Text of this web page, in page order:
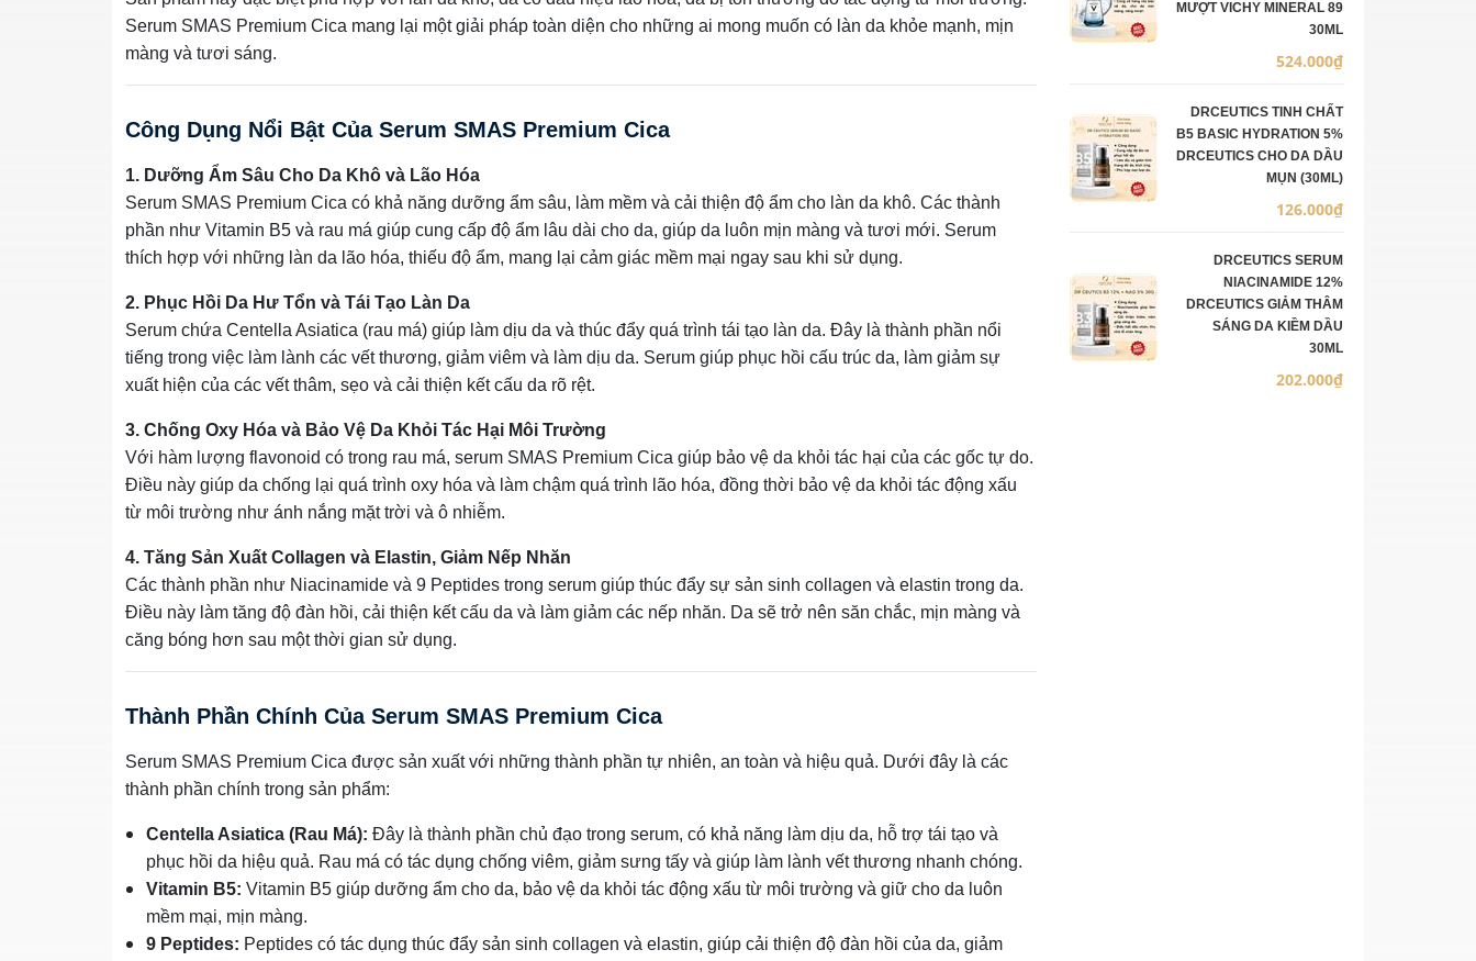
Serum SMAS Premium Cica mang lại một giải pháp toàn diện cho những ai mong muốn có làn da khỏe mạnh, mịn
màng và tươi sáng.
Công Dụng Nổi Bật Của Serum SMAS Premium Cica
1. Dưỡng Ẩm Sâu Cho Da Khô và Lão Hóa
Serum SMAS Premium Cica có khả năng dưỡng ẩm sâu, làm mềm và cải thiện độ ẩm cho làn da khô. Các thành
phần như Vitamin B5 và rau má giúp cung cấp độ ẩm lâu dài cho da, giúp da luôn mịn màng và tươi mới. Serum
thích hợp với những làn da lão hóa, thiếu độ ẩm, mang lại cảm giác mềm mại ngay sau khi sử dụng.
2. Phục Hồi Da Hư Tổn và Tái Tạo Làn Da
Serum chứa Centella Asiatica (rau má) giúp làm dịu da và thúc đẩy quá trình tái tạo làn da. Đây là thành phần nổi
tiếng trong việc làm lành các vết thương, giảm viêm và làm dịu da. Serum giúp phục hồi cấu trúc da, làm giảm sự
xuất hiện của các vết thâm, sẹo và cải thiện kết cấu da rõ rệt.
3. Chống Oxy Hóa và Bảo Vệ Da Khỏi Tác Hại Môi Trường
Với hàm lượng flavonoid có trong rau má, serum SMAS Premium Cica giúp bảo vệ da khỏi tác hại của các gốc tự do.
Điều này giúp da chống lại quá trình oxy hóa và làm chậm quá trình lão hóa, đồng thời bảo vệ da khỏi tác động xấu
từ môi trường như ánh nắng mặt trời và ô nhiễm.
4. Tăng Sản Xuất Collagen và Elastin, Giảm Nếp Nhăn
Các thành phần như Niacinamide và 9 Peptides trong serum giúp thúc đẩy sự sản sinh collagen và elastin trong da.
Điều này làm tăng độ đàn hồi, cải thiện kết cấu da và làm giảm các nếp nhăn. Da sẽ trở nên săn chắc, mịn màng và
căng bóng hơn sau một thời gian sử dụng.
Thành Phần Chính Của Serum SMAS Premium Cica
Serum SMAS Premium Cica được sản xuất với những thành phần tự nhiên, an toàn và hiệu quả. Dưới đây là các
thành phần chính trong sản phẩm:
Centella Asiatica (Rau Má): Đây là thành phần chủ đạo trong serum, có khả năng làm dịu da, hỗ trợ tái tạo và
phục hồi da hiệu quả. Rau má có tác dụng chống viêm, giảm sưng tấy và giúp làm lành vết thương nhanh chóng.
Vitamin B5: Vitamin B5 giúp dưỡng ẩm cho da, bảo vệ da khỏi tác động xấu từ môi trường và giữ cho da luôn
mềm mại, mịn màng.
9 Peptides: Peptides có tác dụng thúc đẩy sản sinh collagen và elastin, giúp cải thiện độ đàn hồi của da, giảm
MƯỢT VICHY MINERAL 89
30ML
524.000₫
DRCEUTICS TINH CHẤT
B5 BASIC HYDRATION 5%
DRCEUTICS CHO DA DẦU
MỤN (30ML)
126.000₫
DRCEUTICS SERUM
NIACINAMIDE 12%
DRCEUTICS GIẢM THÂM
SÁNG DA KIỀM DẦU
30ML
202.000₫